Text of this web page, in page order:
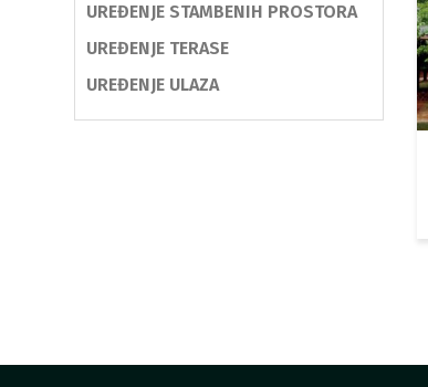
UREĐENJE STAMBENIH PROSTORA
UREĐENJE TERASE
UREĐENJE ULAZA